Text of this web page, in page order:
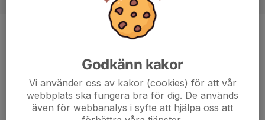
Tränare T20
Godkänn kakor
Vi använder oss av kakor (cookies) för att vår
webbplats ska fungera bra för dig. De används
även för webbanalys i syfte att hjälpa oss att